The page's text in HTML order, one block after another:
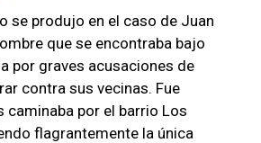
se produjo en el caso de Juan
que se encontraba bajo
por graves acusaciones de
contra sus vecinas. Fue
caminaba por el barrio Los
flagrantemente la única